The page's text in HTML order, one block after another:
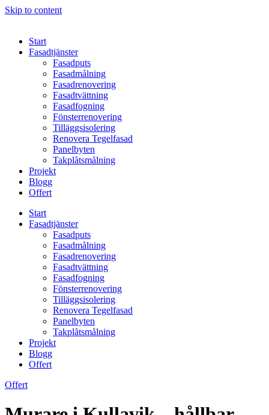
Skip to content
Start
Fasadtjänster
Fasadputs
Fasadmålning
Fasadrenovering
Fasadtvättning
Fasadfogning
Fönsterrenovering
Tilläggsisolering
Renovera Tegelfasad
Panelbyten
Takplåtsmålning
Projekt
Blogg
Offert
Start
Fasadtjänster
Fasadputs
Fasadmålning
Fasadrenovering
Fasadtvättning
Fasadfogning
Fönsterrenovering
Tilläggsisolering
Renovera Tegelfasad
Panelbyten
Takplåtsmålning
Projekt
Blogg
Offert
Offert